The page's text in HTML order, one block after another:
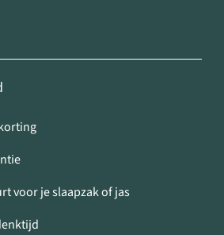
voor je slaapzak of jas